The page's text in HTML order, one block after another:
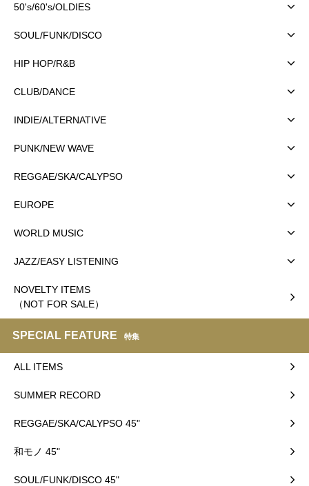
50's/60's/OLDIES
SOUL/FUNK/DISCO
HIP HOP/R&B
CLUB/DANCE
INDIE/ALTERNATIVE
PUNK/NEW WAVE
REGGAE/SKA/CALYPSO
EUROPE
WORLD MUSIC
JAZZ/EASY LISTENING
NOVELTY ITEMS
（NOT FOR SALE）
SPECIAL FEATURE 特集
ALL ITEMS
SUMMER RECORD
REGGAE/SKA/CALYPSO 45"
和モノ 45"
SOUL/FUNK/DISCO 45"